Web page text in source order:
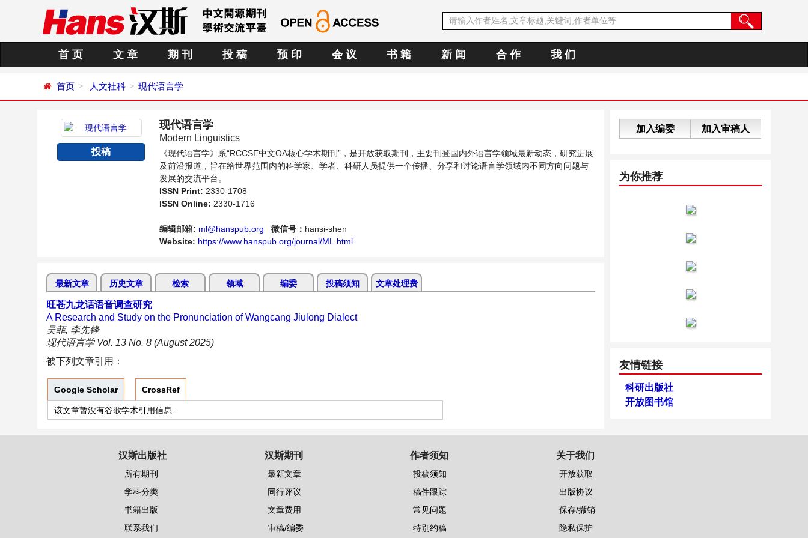
首 页 文 章 期 刊 投 稿 预 印 会 议 书 籍 新 闻 合 作 我 们
首页 人文社科 现代语言学
投稿
现代语言学
Modern Linguistics
《现代语言学》系“RCCSE中文OA核心学术期刊”，是开放获取期刊，主要刊登国内外语言学领域最新动态，研究进展
及前沿报道，旨在给世界范围内的科学家、学者、科研人员提供一个传播、分享和讨论语言学领域内不同方向问题与
发展的交流平台。
ISSN Print: 2330-1708
ISSN Online: 2330-1716
编辑邮箱: ml@hanspub.org 微信号： hansi-shen
Website: https://www.hanspub.org/journal/ML.html
最新文章 历史文章 检索 领域 编委 投稿须知 文章处理费
旺苍九龙话语音调查研究
A Research and Study on the Pronunciation of Wangcang Jiulong Dialect
吴菲, 李先锋
现代语言学 Vol. 13 No. 8 (August 2025)
被下列文章引用：
Google Scholar CrossRef
该文章暂没有谷歌学术引用信息.
加入编委 加入审稿人
为你推荐
友情链接
科研出版社
开放图书馆
汉斯出版社
所有期刊
学科分类
书籍出版
联系我们
汉斯期刊
最新文章
同行评议
文章费用
审稿/编委
作者须知
投稿须知
稿件跟踪
常见问题
特别约稿
关于我们
开放获取
出版协议
保存/撤销
隐私保护